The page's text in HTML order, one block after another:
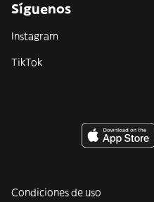
Síguenos
Instagram
TikTok
Condiciones de uso